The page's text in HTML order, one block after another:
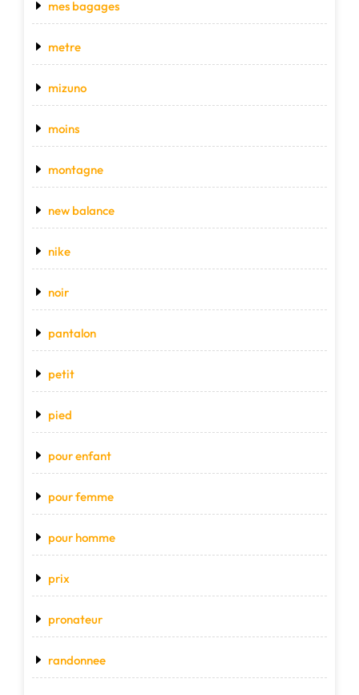
mes bagages
metre
mizuno
moins
montagne
new balance
nike
noir
pantalon
petit
pied
pour enfant
pour femme
pour homme
prix
pronateur
randonnee